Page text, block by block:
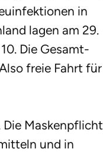
in
lagen am 29.
Die Gesamt-
freie Fahrt für
Maskenpflicht
und in